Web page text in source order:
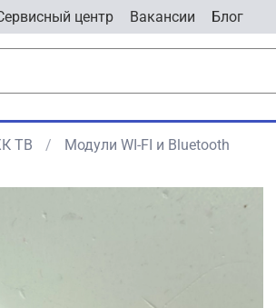
центр Вакансии Блог
ТВ Модули WI-FI и Bluetooth